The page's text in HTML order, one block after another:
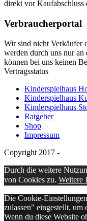
direkt vor Kaufabschluss
Verbraucherportal
Wir sind nicht Verkäufer
werden durch uns nur
können bei uns keinen
Vertragsstatus
Kinderspielhaus
Kinderspielhaus
Kinderspielhaus
Ratgeber
Shop
Impressum
Copyright 2017 -
Durch die weitere
von Cookies zu. Weitere
Die Cookie-
zulassen" eingestellt, um
Wenn du diese Website